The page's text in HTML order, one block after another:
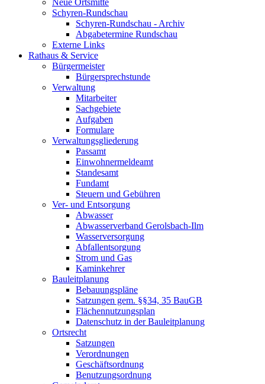
Neue Ortsmitte
Schyren-Rundschau
Schyren-Rundschau - Archiv
Abgabetermine Rundschau
Externe Links
Rathaus & Service
Bürgermeister
Bürgersprechstunde
Verwaltung
Mitarbeiter
Sachgebiete
Aufgaben
Formulare
Verwaltungsgliederung
Passamt
Einwohnermeldeamt
Standesamt
Fundamt
Steuern und Gebühren
Ver- und Entsorgung
Abwasser
Abwasserverband Gerolsbach-Ilm
Wasserversorgung
Abfallentsorgung
Strom und Gas
Kaminkehrer
Bauleitplanung
Bebauungspläne
Satzungen gem. §§34, 35 BauGB
Flächennutzungsplan
Datenschutz in der Bauleitplanung
Ortsrecht
Satzungen
Verordnungen
Geschäftsordnung
Benutzungsordnung